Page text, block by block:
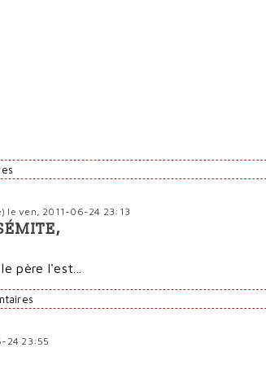
le ven, 2011-06-24 23:13
père l'est...
24 23:55